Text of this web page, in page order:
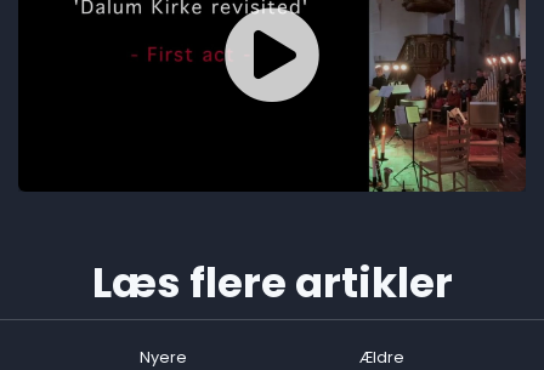
Læs flere artikler
Nyere Ældre